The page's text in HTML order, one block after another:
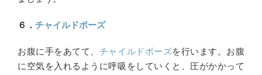
６． チャイルドポーズ
お腹に手をあてて、 チャイルドポーズを行います。お腹
に空気を入れるように呼吸をしていくと、圧がかかって